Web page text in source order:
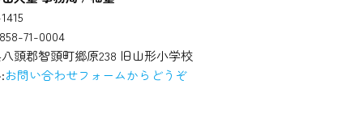
71-0004
頭郡智頭町郷原238 旧山形小学校
お問い合わせフォームからどうぞ